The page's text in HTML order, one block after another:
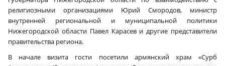
религиозными организациями Юрий Смородов, министр
внутренней региональной и муниципальной политики
Нижегородской области Павел Карасев и другие представители
правительства региона.
В начале визита гости посетили армянский храм «Сурб